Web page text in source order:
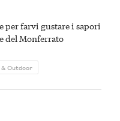
per farvi gustare i sapori
del Monferrato
Outdoor